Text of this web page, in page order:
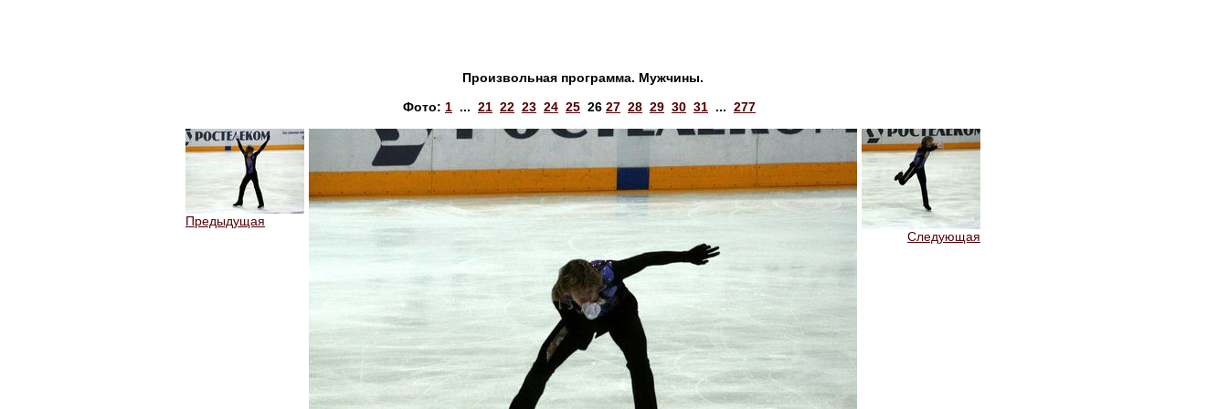
Произвольная программа. Мужчины.
Фото: 1 ... 21 22 23 24 25 26 27 28 29 30 31 ... 277
Предыдущая
Следующая